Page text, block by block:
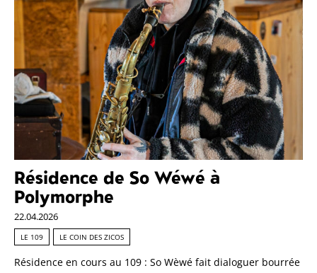
Résidence de So Wéwé à
Polymorphe
22.04.2026
LE 109 LE COIN DES ZICOS
Résidence en cours au 109 : So Wèwé fait dialoguer bourrée